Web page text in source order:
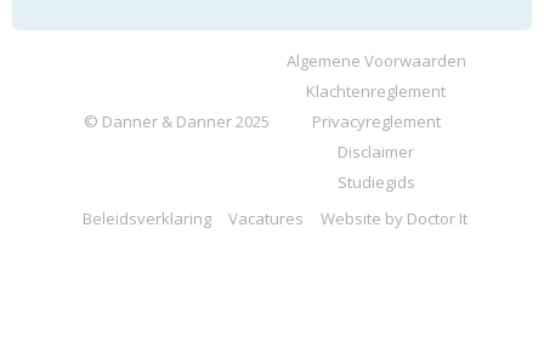
© Danner & Danner 2025
Algemene Voorwaarden
Klachtenreglement
Privacyreglement
Disclaimer
Studiegids
Beleidsverklaring
Vacatures Website by Doctor It